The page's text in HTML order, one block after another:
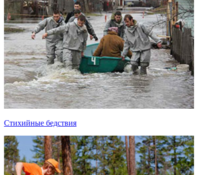
Стихийные бедствия